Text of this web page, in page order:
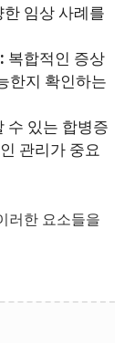
한 임상 사례를
복합적인 증상
한지 확인하는
수 있는 합병증
관리가 중요
러한 요소들을